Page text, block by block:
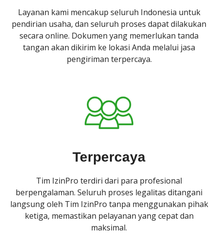
Layanan kami mencakup seluruh Indonesia untuk
pendirian usaha, dan seluruh proses dapat dilakukan
secara online. Dokumen yang memerlukan tanda
tangan akan dikirim ke lokasi Anda melalui jasa
pengiriman terpercaya.
Terpercaya
Tim IzinPro terdiri dari para profesional
berpengalaman. Seluruh proses legalitas ditangani
langsung oleh Tim IzinPro tanpa menggunakan pihak
ketiga, memastikan pelayanan yang cepat dan
maksimal.